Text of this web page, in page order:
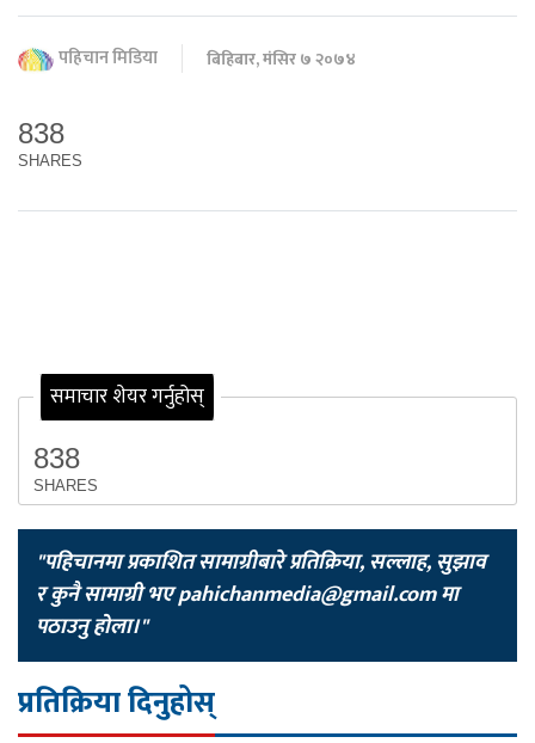
पहिचान मिडिया बिहिबार, मंसिर ७ २०७४
838
SHARES
समाचार शेयर गर्नुहोस्
838
SHARES
"पहिचानमा प्रकाशित सामाग्रीबारे प्रतिक्रिया, सल्लाह, सुझाव
र कुनै सामाग्री भएpahichanmedia@gmail.comमा
पठाउनु होला।"
प्रतिक्रिया दिनुहोस्